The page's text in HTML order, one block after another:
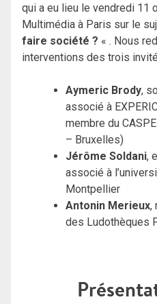
qui a eu lieu le vendredi 11
Multimédia à Paris sur le
faire société ? « . Nous
interventions des trois
Aymeric Brody,
associé à
membre du
– Bruxelles)
Jérôme Soldani,
associé à
Montpellier
Antonin Merieux,
des Ludothèques